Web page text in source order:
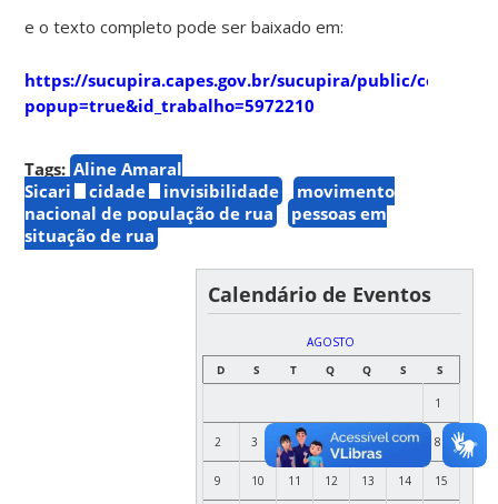
e o texto completo pode ser baixado em:
https://sucupira.capes.gov.br/sucupira/public/
popup=true&id_trabalho=5972210
Tags: Aline Amaral
Sicari
cidade invisibilidade
movimento
nacional de população de rua
pessoas em
situação de rua
Calendário de Eventos
AGOSTO
D
S T Q Q S S
1
2 3 4 5 6 7 8
9 10 11 12 13 14 15